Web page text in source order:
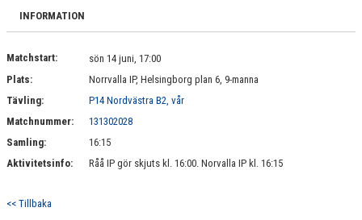
BILDGALLERI
KONTAKT
INFORMATION
Matchstart:
sön 14 juni, 17:00
Plats:
Norrvalla IP, Helsingborg plan 6, 9-manna
Tävling:
P14 Nordvästra B2, vår
Matchnummer:
131302028
Samling:
16:15
Aktivitetsinfo:
Råå IP gör skjuts kl. 16:00. Norvalla IP kl. 16:15
<< Tillbaka